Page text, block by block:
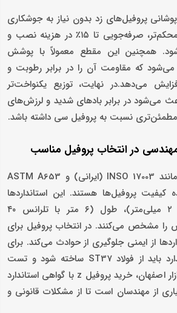
پروفیل‌های زد بدون نیاز به جوشکاری
اضافی، باعث اتصالات محکم‌تر، صرفه‌جویی تا ۱۵٪ در هزینه نصب و
همچنین این مقطع معمولاً با پوشش
می‌شود که مقاومت آن را در برابر رطوبت و
۱۵ سال افزایش می‌دهد.در نهایت، توزیع یکنواخت‌تر
می‌شود در برابر بادهای شدید و لرزش‌های
مطمئن‌تری نسبت به پروفیل سی داشته باشد.
در انتخاب پروفیل مناسب
استانداردهای مهندسی مانند INSO 17003 (ایرانی) و ASTM A653
کیفیت پروفیل‌ها هستند. این استانداردها
ضخامت ورق (حداقل ۲ میلی‌متر)، طول (۶ متر با تلرانس ۴۰
مشخص می‌کنند. در انتخاب پروفیل برای
از ایمنی جلوگیری از حوادث می‌کند. برای
مثال، پروفیل زد استاندارد باید از فولاد ST37 ساخته شود و تست
کشش را پاس کند. در بازار اصفهان، خرید پروفیل z با گواهی استاندارد
از مهندسان است تا از مشکلات قانونی و